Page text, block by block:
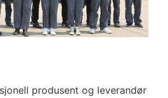
produsent og leverandør